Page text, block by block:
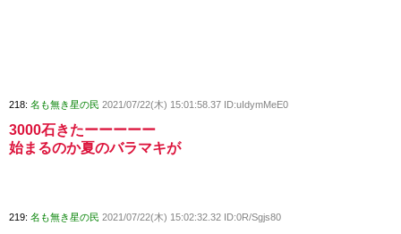
218: 名も無き星の民 2021/07/22(木) 15:01:58.37 ID:uIdymMeE0
3000石きたーーーーー
始まるのか夏のバラマキが
219: 名も無き星の民 2021/07/22(木) 15:02:32.32 ID:0R/Sgjs80